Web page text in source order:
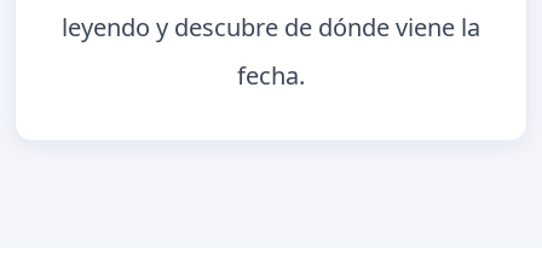
leyendo y descubre de dónde viene la
fecha.